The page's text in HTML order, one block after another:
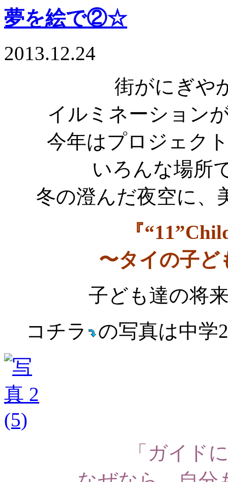
夢を絵で②☆
2013.12.24
街がにぎや
イルミネーション
今年はプロジェク
いろんな場所
冬の澄んだ夜空に、
『
〜タイの子ど
子ども達の将
コチラ
の写真は中学
「ガイド